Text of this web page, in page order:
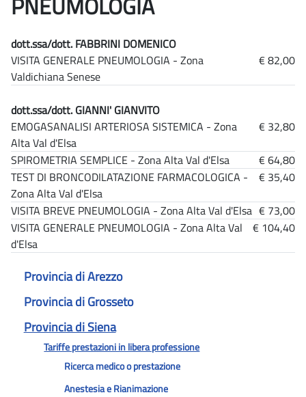
Provincia di Arezzo
Provincia di Grosseto
Provincia di Siena
Tariffe prestazioni in libera professione
Ricerca medico o prestazione
Anestesia e Rianimazione
dott.ssa/dott. FABBRINI DOMENICO
VISITA GENERALE PNEUMOLOGIA - Zona
Valdichiana Senese
€ 82,00
dott.ssa/dott. GIANNI' GIANVITO
EMOGASANALISI ARTERIOSA SISTEMICA - Zona
Alta Val d'Elsa
€ 32,80
SPIROMETRIA SEMPLICE - Zona Alta Val d'Elsa
€ 64,80
TEST DI BRONCODILATAZIONE FARMACOLOGICA -
Zona Alta Val d'Elsa
€ 35,40
VISITA BREVE PNEUMOLOGIA - Zona Alta Val d'Elsa € 73,00
VISITA GENERALE PNEUMOLOGIA - Zona Alta Val
d'Elsa
€ 104,40